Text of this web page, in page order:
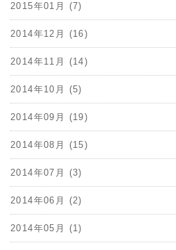
2015年01月 (7)
2014年12月 (16)
2014年11月 (14)
2014年10月 (5)
2014年09月 (19)
2014年08月 (15)
2014年07月 (3)
2014年06月 (2)
2014年05月 (1)